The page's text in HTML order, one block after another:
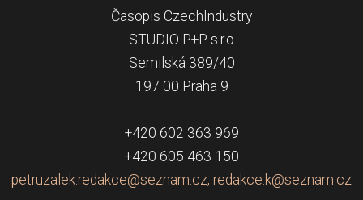
Časopis CzechIndustry
STUDIO P+P s.r.o
Semilská 389/40
197 00 Praha 9
+420 602 363 969
+420 605 463 150
petruzalek.redakce@seznam.cz, redakce.k@seznam.cz